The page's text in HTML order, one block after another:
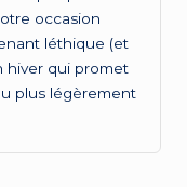
occasion
léthique (et
hiver qui promet
plus légèrement